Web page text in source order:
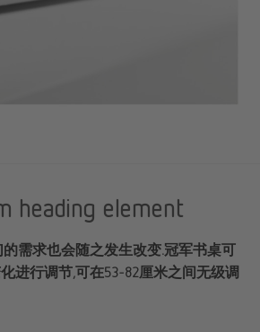
heading element
需求也会随之发生改变.冠军书桌可
进行调节,可在53-82厘米之间无级调